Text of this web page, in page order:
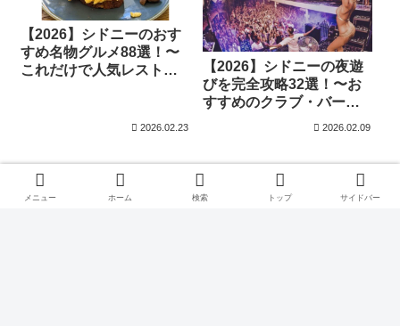
【2026】シドニーのおす
すめ名物グルメ88選！〜
これだけで人気レストラ
2026.02.23
【2026】シドニーの夜遊
びを完全攻略32選！〜お
すすめのクラブ・バー・
2026.02.09
←カテゴリーに戻る
メニュー ホーム 検索 トップ サイドバー